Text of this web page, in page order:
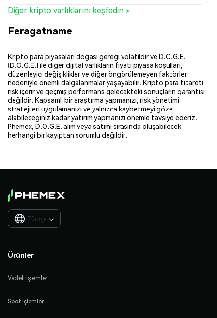
Diğer kripto varlıklarını keşfedin >
Feragatname
Kripto para piyasaları doğası gereği volatildir ve D.O.G.E.
(D.O.G.E.) ile diğer dijital varlıkların fiyatı piyasa koşulları,
düzenleyici değişiklikler ve diğer öngörülemeyen faktörler
nedeniyle önemli dalgalanmalar yaşayabilir. Kripto para ticareti
risk içerir ve geçmiş performans gelecekteki sonuçların garantisi
değildir. Kapsamlı bir araştırma yapmanızı, risk yönetimi
stratejileri uygulamanızı ve yalnızca kaybetmeyi göze
alabileceğiniz kadar yatırım yapmanızı önemle tavsiye ederiz.
Phemex, D.O.G.E. alım veya satımı sırasında oluşabilecek
herhangi bir kayıptan sorumlu değildir.
Türkçe 
Ürünler
Vadeli İşlemler
Spot İşlemler